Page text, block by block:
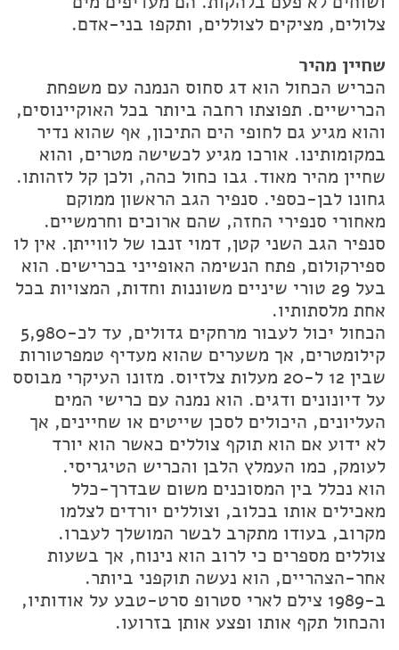
צלולים, מציקים לצוללים, ותקפו בני-אדם.
שחיין מהיר
הכריש הכחול הוא דג סחוס הנמנה עם משפחת
הכרישיים. תפוצתו רחבה ביותר בכל האוקיינוסים,
והוא מגיע גם לחופי הים התיכון, אף שהוא נדיר
במקומותינו. אורכו מגיע לכשישה מטרים, והוא
שחיין מהיר מאוד. גבו כחול כהה, ולכן קל לזהותו.
גחונו לבן-כספי. סנפיר הגב הראשון ממוקם
מאחורי סנפירי החזה, שהם ארוכים וחרמשיים.
סנפיר הגב השני קטן, דמוי זנבו של לווייתן. אין לו
ספירקולום, פתח הנשימה האופייני בכרישים. הוא
בעל 29 טורי שיניים משוננות וחדות, המצויות בכל
אחת מלסתותיו.
הכחול יכול לעבור מרחקים גדולים, עד לכ-5,980
קילומטרים, אך משערים שהוא מעדיף טמפרטורות
שבין 12 ל-20 מעלות צלזיוס. מזונו העיקרי מבוסס
על דיונונים ודגים. הוא נמנה עם כרישי המים
העליונים, היכולים לסכן שייטים או שחיינים, אך
לא ידוע אם הוא תוקף צוללים כאשר הוא יורד
לעומק, כמו העמלץ הלבן והכריש הטיגריסי.
הוא נכלל בין המסוכנים משום שבדרך-כלל
מאכילים אותו בכלוב, וצוללים יורדים לצלמו
מקרוב, בעודו מתקרב לבשר המושלך לעברו.
צוללים מספרים כי לרוב הוא נינוח, אך בשעות
אחר-הצהריים, הוא נעשה תוקפני ביותר.
ב-1989 צילם לארי סטרופ סרט-טבע על אודותיו,
והכחול תקף אותו ופצע אותן בזרועו.